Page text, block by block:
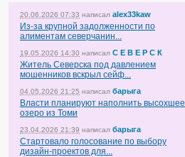
20.06.2026 07:33 написал alex33kaw
Из-за крупной задолженности по
алиментам северчанин...
19.05.2026 14:30 написал С Е В Е Р С К
Житель Северска под давлением
мошенников вскрыл сейф...
04.05.2026 21:25 написал барыга
Власти планируют наполнить высохшее
озеро из Томи
23.04.2026 21:39 написал барыга
Стартовало голосование по выбору
дизайн-проектов для...